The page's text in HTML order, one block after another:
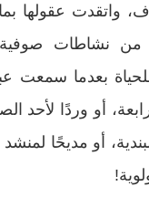
واتقدت عقولها
من نشاطات
بعدما سمعت
أو وردًا لأحد
أو مديحًا